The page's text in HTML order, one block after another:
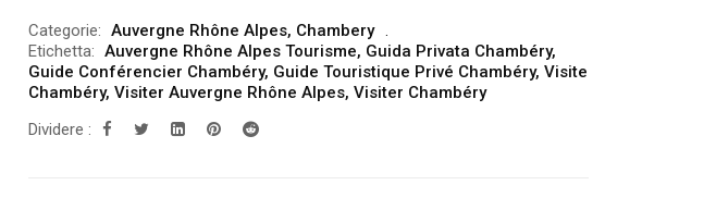
Categorie: Auvergne Rhône Alpes, Chambery
Etichetta: Auvergne Rhône Alpes Tourisme, Guida Privata Chambéry,
Guide Conférencier Chambéry, Guide Touristique Privé Chambéry, Visite
Chambéry, Visiter Auvergne Rhône Alpes, Visiter Chambéry
Dividere :